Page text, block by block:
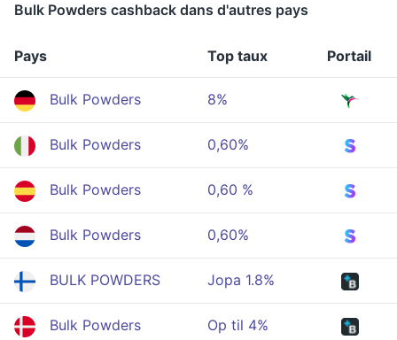
Bulk Powders cashback dans d'autres pays
Pays Top taux Portail
Bulk Powders 8%
Bulk Powders 0,60%
Bulk Powders 0,60 %
Bulk Powders 0,60%
BULK POWDERS Jopa 1.8%
Bulk Powders Op til 4%